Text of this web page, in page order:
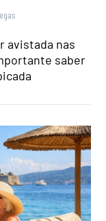
avistada nas
saber